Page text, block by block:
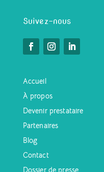
Suivez-nous
Accueil
À propos
Devenir prestataire
Partenaires
Blog
Contact
Dossier de presse